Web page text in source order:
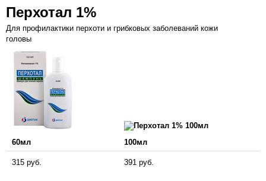
Перхотал 1%
Для профилактики перхоти и грибковых заболеваний кожи
головы
60мл 100мл
315 руб. 391 руб.